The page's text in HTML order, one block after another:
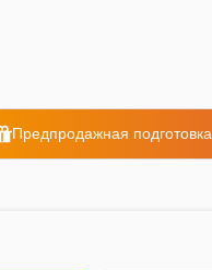
Предпродажная